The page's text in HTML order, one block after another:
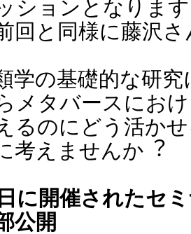
ションとなりま
回と同様に藤沢
学の基礎的な研
メタバースにお
るのにどう活か
考えませんか︖
に開催されたセ
公開